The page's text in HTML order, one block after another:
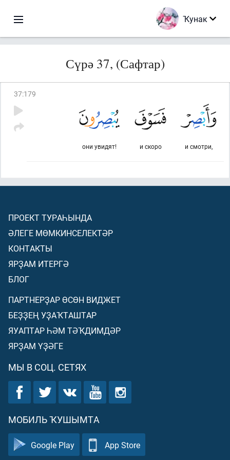
Ҡунак
Сүрә 37, (Сафтар)
37:179
и смотри,
и скоро
они увидят!
ПРОЕКТ ТУРАҺЫНДА
ӘЛЕГЕ МӨМКИНСЕЛЕКТӘР
КОНТАКТЫ
ЯРҘАМ ИТЕРГӘ
БЛОГ
ПАРТНЕРҘАР ӨСӨН ВИДЖЕТ
БЕҘҘЕҢ УҘАҠТАШТАР
ЯУАПТАР ҺӘМ ТӘҠДИМДӘР
ЯРҘАМ ҮҘӘГЕ
МЫ В СОЦ. СЕТЯХ
МОБИЛЬ ҠУШЫМТА
Google Play App Store